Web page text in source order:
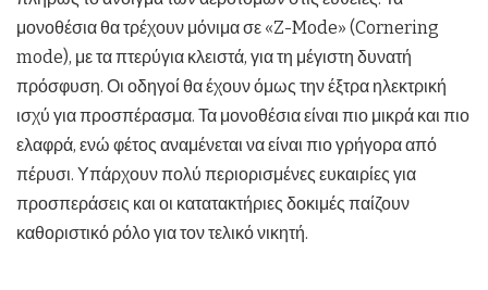
μονοθέσια θα τρέχουν μόνιμα σε «Z-Mode» (Cornering
mode), με τα πτερύγια κλειστά, για τη μέγιστη δυνατή
πρόσφυση. Οι οδηγοί θα έχουν όμως την έξτρα ηλεκτρική
ισχύ για προσπέρασμα. Τα μονοθέσια είναι πιο μικρά και πιο
ελαφρά, ενώ φέτος αναμένεται να είναι πιο γρήγορα από
πέρυσι. Υπάρχουν πολύ περιορισμένες ευκαιρίες για
προσπεράσεις και οι κατατακτήριες δοκιμές παίζουν
καθοριστικό ρόλο για τον τελικό νικητή.